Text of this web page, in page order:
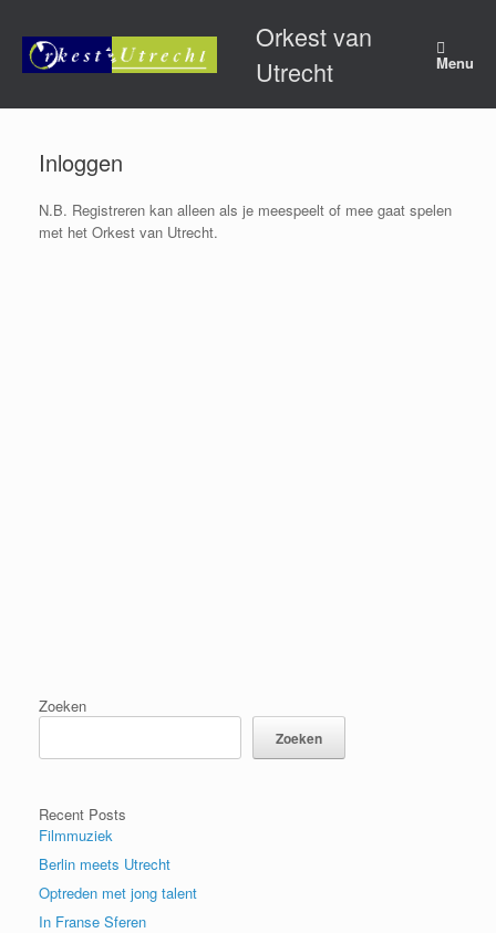
inhoud
Orkest van
Utrecht
Menu
Inloggen
N.B. Registreren kan alleen als je meespeelt of mee gaat spelen
met het Orkest van Utrecht.
Zoeken
Zoeken
Recent Posts
Filmmuziek
Berlin meets Utrecht
Optreden met jong talent
In Franse Sferen